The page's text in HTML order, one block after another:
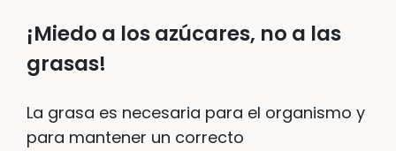
¡Miedo a los azúcares, no a las
grasas!
La grasa es necesaria para el organismo y
para mantener un correcto